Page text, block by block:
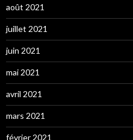
août 2021
juillet 2021
juin 2021
mai 2021
avril 2021
mars 2021
février 2021